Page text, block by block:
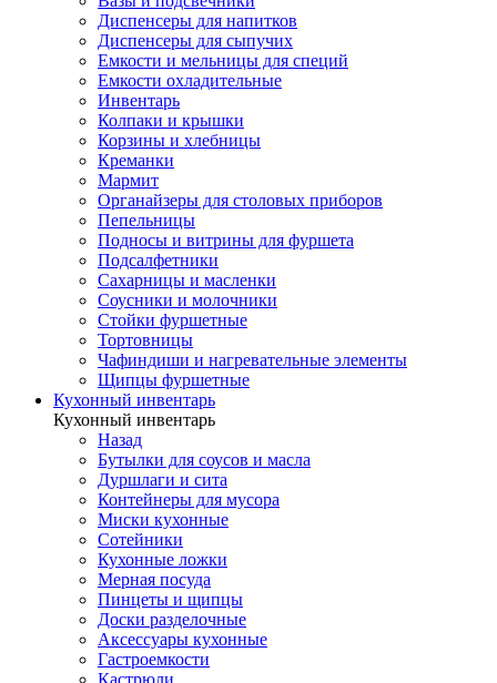
Диспенсеры для напитков
Диспенсеры для сыпучих
Емкости и мельницы для специй
Емкости охладительные
Инвентарь
Колпаки и крышки
Корзины и хлебницы
Креманки
Мармит
Органайзеры для столовых приборов
Пепельницы
Подносы и витрины для фуршета
Подсалфетники
Сахарницы и масленки
Соусники и молочники
Стойки фуршетные
Тортовницы
Чафиндиши и нагревательные элементы
Щипцы фуршетные
Кухонный инвентарь
Кухонный инвентарь
Назад
Бутылки для соусов и масла
Дуршлаги и сита
Контейнеры для мусора
Миски кухонные
Сотейники
Кухонные ложки
Мерная посуда
Пинцеты и щипцы
Доски разделочные
Аксессуары кухонные
Гастроемкости
Кастрюли